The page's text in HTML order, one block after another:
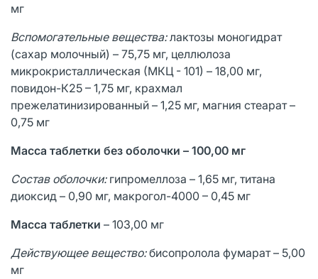
мг
Вспомогательные вещества:лактозы моногидрат
(сахар молочный) – 75,75 мг, целлюлоза
микрокристаллическая (МКЦ - 101) – 18,00 мг,
повидон-К25 – 1,75 мг, крахмал
прежелатинизированный – 1,25 мг, магния стеарат –
0,75 мг
Масса таблетки без оболочки – 100,00 мг
Состав оболочки:гипромеллоза – 1,65 мг, титана
диоксид – 0,90 мг, макрогол-4000 – 0,45 мг
Масса таблетки – 103,00 мг
Действующее вещество:бисопролола фумарат – 5,00
мг